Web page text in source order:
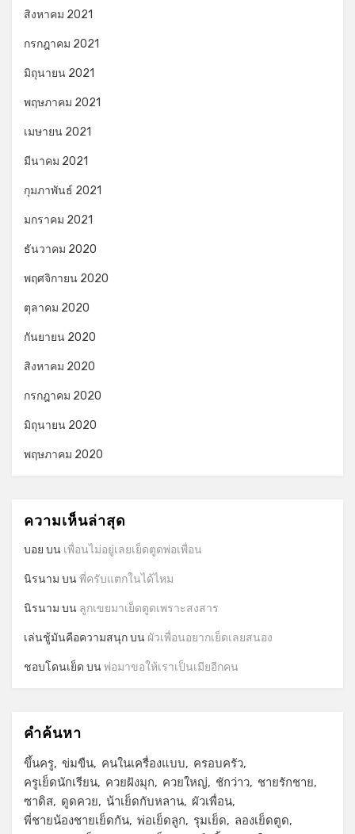
สิงหาคม 2021
กรกฎาคม 2021
มิถุนายน 2021
พฤษภาคม 2021
เมษายน 2021
มีนาคม 2021
กุมภาพันธ์ 2021
มกราคม 2021
ธันวาคม 2020
พฤศจิกายน 2020
ตุลาคม 2020
กันยายน 2020
สิงหาคม 2020
กรกฎาคม 2020
มิถุนายน 2020
พฤษภาคม 2020
ความเห็นล่าสุด
บอย บน เพื่อนไม่อยู่เลยเย็ดตูดพ่อเพื่อน
นิรนาม บนพี่ครับแตกในได้ไหม
นิรนาม บน ลูกเขยมาเย็ดตูดเพราะสงสาร
เล่นชู้มันคือความสนุกบน ผัวเพื่อนอยากเย็ดเลยสนอง
ชอบโดนเย็ด บนพ่อมาขอให้เราเป็นเมียอีกคน
คำค้นหา
ขึ้นครู ข่มขืน คนในเครื่องแบบ
ครอบครัว
ครูเย็ดนักเรียน
ควยฝังมุก ควยใหญ่ ชักว่าว
ชายรักชาย
ซาดิส
ดูดควย น้าเย็ดกับหลาน
ผัวเพื่อน
พี่ชายน้องชายเย็ดกัน พ่อเย็ดลูก รุมเย็ด
ลองเย็ดตูด